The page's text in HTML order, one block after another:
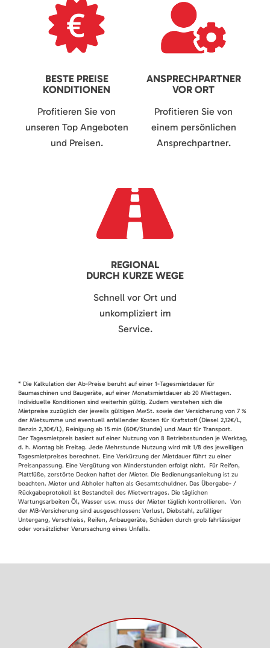
BESTE PREISE
KONDITIONEN
Profitieren Sie von
unseren Top Angeboten
und Preisen.
ANSPRECHPARTNER
VOR ORT
Profitieren Sie von
einem persönlichen
Ansprechpartner.
REGIONAL
DURCH KURZE WEGE
Schnell vor Ort und
unkompliziert im
Service.
* Die Kalkulation der Ab-Preise beruht auf einer 1-Tagesmietdauer für
Baumaschinen und Baugeräte, auf einer Monatsmietdauer ab 20 Miettagen.
Individuelle Konditionen sind weiterhin gültig. Zudem verstehen sich die
Mietpreise zuzüglich der jeweils gültigen MwSt. sowie der Versicherung von 7 %
der Mietsumme und eventuell anfallender Kosten für Kraftstoff (Diesel 2,12€/L,
Benzin 2,30€/L), Reinigung ab 15 min (60€/Stunde) und Maut für Transport.
Der Tagesmietpreis basiert auf einer Nutzung von 8 Betriebsstunden je Werktag,
d. h. Montag bis Freitag. Jede Mehrstunde Nutzung wird mit 1/8 des jeweiligen
Tagesmietpreises berechnet. Eine Verkürzung der Mietdauer führt zu einer
Preisanpassung. Eine Vergütung von Minderstunden erfolgt nicht. Für Reifen,
Plattfüße, zerstörte Decken haftet der Mieter. Die Bedienungsanleitung ist zu
beachten. Mieter und Abholer haften als Gesamtschuldner. Das Übergabe- /
Rückgabeprotokoll ist Bestandteil des Mietvertrages. Die täglichen
Wartungsarbeiten Öl, Wasser usw. muss der Mieter täglich kontrollieren. Von
der MB-Versicherung sind ausgeschlossen: Verlust, Diebstahl, zufälliger
Untergang, Verschleiss, Reifen, Anbaugeräte, Schäden durch grob fahrlässiger
oder vorsätzlicher Verursachung eines Unfalls.